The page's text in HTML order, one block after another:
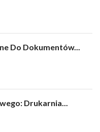
Do Dokumentów...
Drukarnia...